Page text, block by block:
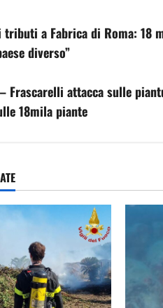
tributi a Fabrica di Roma: 18
diverso”
Frascarelli attacca sulle
18mila piante